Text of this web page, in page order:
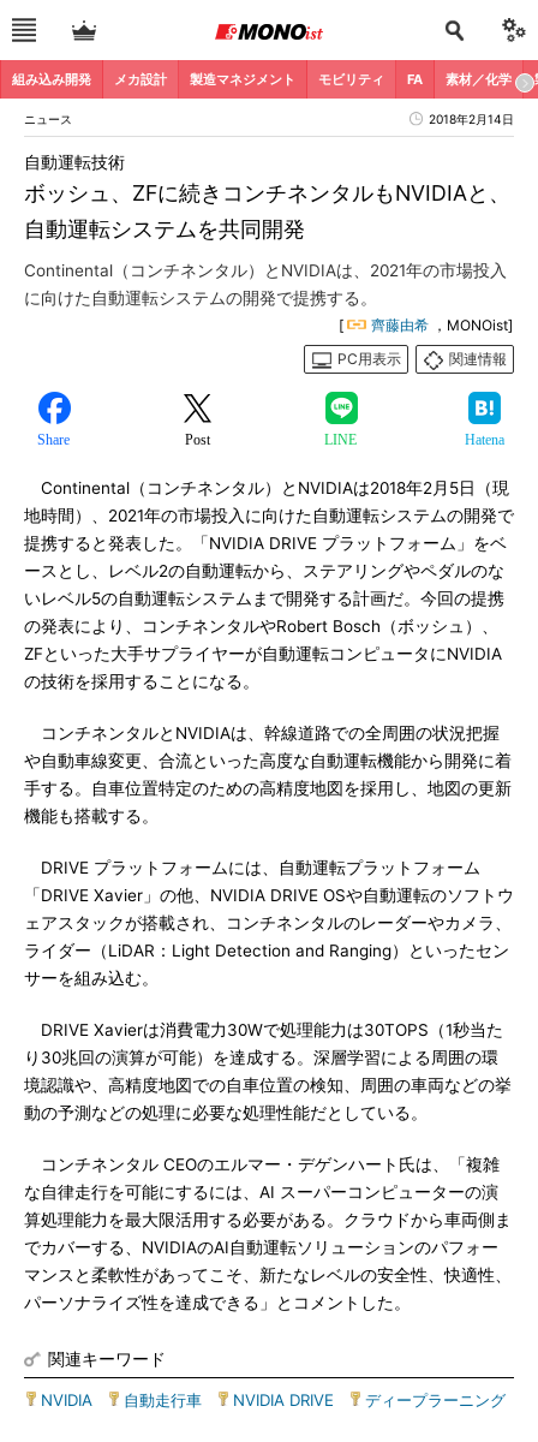
組み込み開発 メカ設計 製造マネジメント モビリティ FA 素材／化学
ニュース 2018年2月14日
ボッシュ、ZFに続きコンチネンタルもNVIDIAと、
自動運転システムを共同開発
自動運転技術
Continental（コンチネンタル）とNVIDIAは、2021年の市場投入
に向けた自動運転システムの開発で提携する。
[ 齊藤由希 ，MONOist]
PC用表示
関連情報
Share Post LINE Hatena
Continental（コンチネンタル）とNVIDIAは2018年2月5日（現
地時間）、2021年の市場投入に向けた自動運転システムの開発で
提携すると発表した。「NVIDIA DRIVE プラットフォーム」をベ
ースとし、レベル2の自動運転から、ステアリングやペダルのな
いレベル5の自動運転システムまで開発する計画だ。今回の提携
の発表により、コンチネンタルやRobert Bosch（ボッシュ）、
ZFといった大手サプライヤーが自動運転コンピュータにNVIDIA
の技術を採用することになる。
コンチネンタルとNVIDIAは、幹線道路での全周囲の状況把握
や自動車線変更、合流といった高度な自動運転機能から開発に着
手する。自車位置特定のための高精度地図を採用し、地図の更新
機能も搭載する。
DRIVE プラットフォームには、自動運転プラットフォーム
「DRIVE Xavier」の他、NVIDIA DRIVE OSや自動運転のソフトウ
ェアスタックが搭載され、コンチネンタルのレーダーやカメラ、
ライダー（LiDAR：Light Detection and Ranging）といったセン
サーを組み込む。
DRIVE Xavierは消費電力30Wで処理能力は30TOPS（1秒当た
り30兆回の演算が可能）を達成する。深層学習による周囲の環
境認識や、高精度地図での自車位置の検知、周囲の車両などの挙
動の予測などの処理に必要な処理性能だとしている。
コンチネンタル CEOのエルマー・デゲンハート氏は、「複雑
な自律走行を可能にするには、AI スーパーコンピューターの演
算処理能力を最大限活用する必要がある。クラウドから車両側ま
でカバーする、NVIDIAのAI自動運転ソリューションのパフォー
マンスと柔軟性があってこそ、新たなレベルの安全性、快適性、
パーソナライズ性を達成できる」とコメントした。
関連キーワード
NVIDIA 自動走行車 NVIDIA DRIVE ディープラーニング